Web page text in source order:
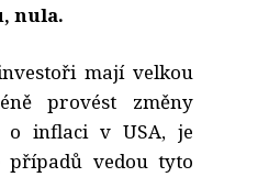
nula.
mají velkou
provést změny
o inflaci v USA, je
případů vedou tyto